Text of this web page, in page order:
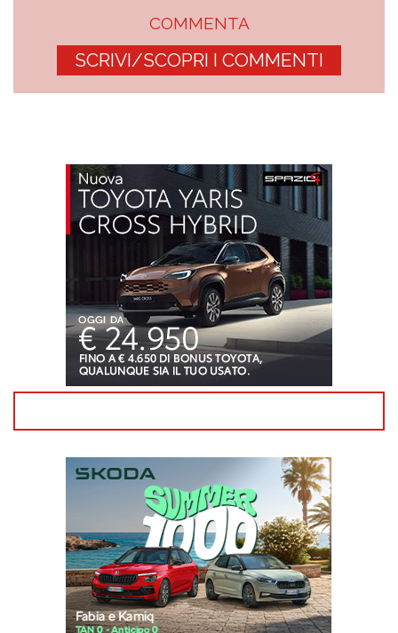
COMMENTA
SCRIVI/SCOPRI I COMMENTI